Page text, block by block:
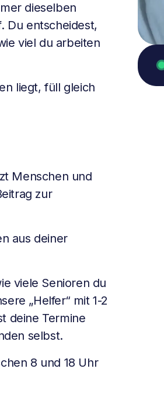
dieselben
Du entscheidest,
viel du arbeiten
liegt, füll gleich
Menschen und
zur
aus deiner
viele Senioren du
„Helfer“ mit 1-2
deine Termine
selbst.
8 und 18 Uhr